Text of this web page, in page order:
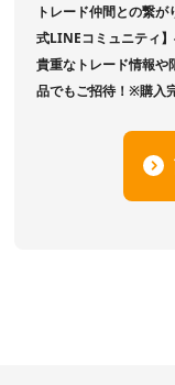
トレード仲間との繋
式LINEコミュニティ
貴重なトレード情報や
品でもご招待！※購入